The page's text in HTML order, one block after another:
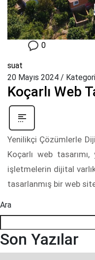
0
suat
20 Mayıs 2024 /
Koçarlı Web
Yenilikçi Çözümlerle
Koçarlı web
işletmelerin dijital
tasarlanmış bir web
Ara
Son Yazılar